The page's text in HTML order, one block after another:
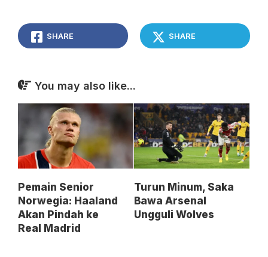
SHARE SHARE
You may also like...
Pemain Senior
Norwegia: Haaland
Akan Pindah ke
Real Madrid
Turun Minum, Saka
Bawa Arsenal
Ungguli Wolves